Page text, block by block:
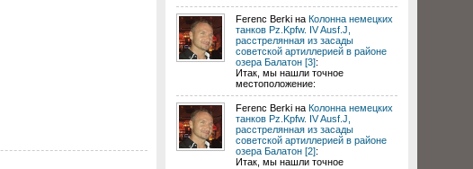
Ferenc Berki на Колонна немецких
танков Pz.Kpfw. IV Ausf.J,
расстрелянная из засады
советской артиллерией в районе
озера Балатон [3]:
Итак, мы нашли точное
местоположение:
Ferenc Berki на Колонна немецких
танков Pz.Kpfw. IV Ausf.J,
расстрелянная из засады
советской артиллерией в районе
озера Балатон [2]:
Итак, мы нашли точное